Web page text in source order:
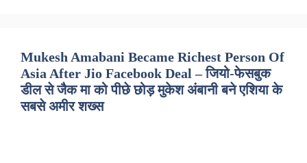
Mukesh Amabani Became Richest Person Of
Asia After Jio Facebook Deal – जियो-फेसबुक
डील से जैक मा को पीछे छोड़ मुकेश अंबानी बने एशिया के
सबसे अमीर शख्स